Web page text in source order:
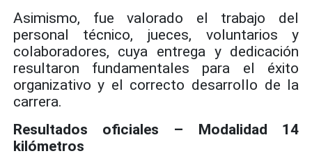
Asimismo, fue valorado el trabajo del
personal técnico, jueces, voluntarios y
colaboradores, cuya entrega y dedicación
resultaron fundamentales para el éxito
organizativo y el correcto desarrollo de la
carrera.
Resultados oficiales – Modalidad 14
kilómetros